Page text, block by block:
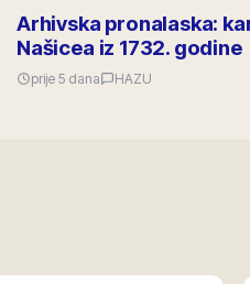
Arhivska pronalaska:
Našicea iz 1732. godine
prije 5 dana HAZU